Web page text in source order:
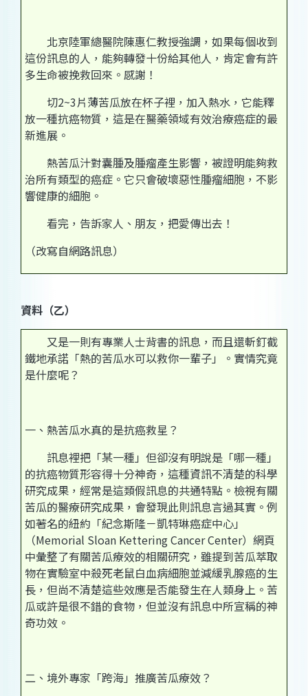
北京陸軍總醫院陳惠仁教授強調，如果每個收到
這份訊息的人，能夠轉發十份給其他人，肯定會有許
多生命被挽救回來。感謝！
切2~3片薄苦瓜放在杯子裡，加入熱水，它能釋
放一種抗癌物質，這是在醫藥領域有效治療癌症的最
新進展。
熱苦瓜汁對囊腫及腫瘤產生影響，被證明能夠救
治所有類型的癌症。它只會破壞惡性腫瘤細胞，不影
響健康的細胞。
看完，告訴家人、朋友，把愛傳出去！
（改寫自網路訊息）
資料（乙）
又是一則有專業人士背書的訊息，而且還斬釘截
鐵地承諾「熱的苦瓜水可以救你一輩子」。實情究竟
是什麼呢？
一、熱苦瓜水真的是抗癌救星？
訊息裡把「某一種」但卻沒有明說是「哪一種」
的抗癌物質形容得十分神奇，這種資訊不清楚的科學
研究成果，經常是這類假訊息的共通特點。檢視有關
苦瓜的醫療研究成果，會發現此則訊息言過其實。例
如著名的紐約「紀念斯隆－凱特琳癌症中心」
（Memorial Sloan Kettering Cancer Center）網頁
中彙整了有關苦瓜療效的相關研究，雖提到苦瓜萃取
物在實驗室中殺死老鼠白血病細胞並減緩乳腺癌的生
長，但尚不清楚這些效應是否能發生在人類身上。苦
瓜或許是很不錯的食物，但並沒有訊息中所宣稱的神
奇功效。
二、境外專家「跨海」推廣苦瓜療效？